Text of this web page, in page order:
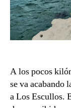
A los pocos
se va acabando
a Los Escullos.